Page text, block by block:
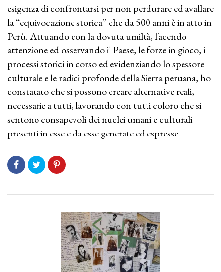
esigenza di confrontarsi per non perdurare ed avallare
la “equivocazione storica” che da 500 anni è in atto in
Perù. Attuando con la dovuta umiltà, facendo
attenzione ed osservando il Paese, le forze in gioco, i
processi storici in corso ed evidenziando lo spessore
culturale e le radici profonde della Sierra peruana, ho
constatato che si possono creare alternative reali,
necessarie a tutti, lavorando con tutti coloro che si
sentono consapevoli dei nuclei umani e culturali
presenti in esse e da esse generate ed espresse.